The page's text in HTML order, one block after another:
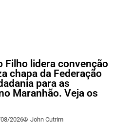
Filho lidera convenção
chapa da Federação
para as
Maranhão. Veja os
2026 John Cutrim